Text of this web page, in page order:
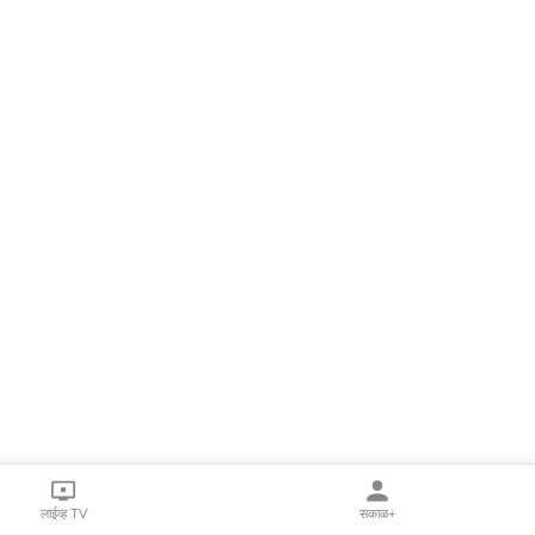
लाईव्ह TV सकाळ+